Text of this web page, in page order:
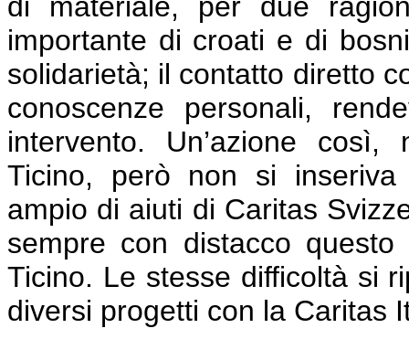
importante di croati e di
solidarietà; il contatto diretto
conoscenze personali,
intervento. Un’azione
Ticino, però non si
ampio di aiuti di Caritas
sempre con distacco
Ticino. Le stesse difficoltà si
diversi progetti con la Caritas